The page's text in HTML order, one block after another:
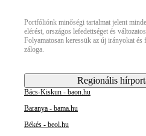
Portfóliónk minőségi tartalmat jelent
elérést, országos lefedettséget és
Folyamatosan keressük az új irányokat
záloga.
Regionális
Bács-Kiskun - baon.hu
Baranya - bama.hu
Békés - beol.hu